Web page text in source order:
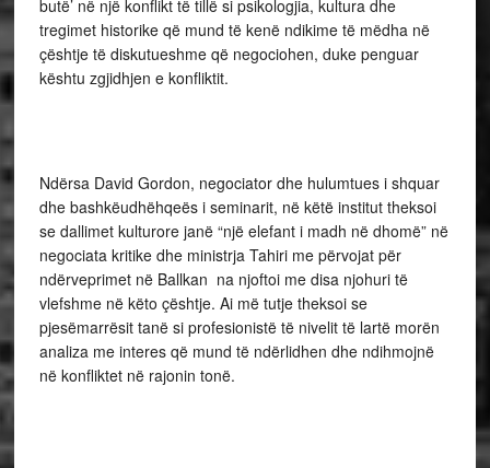
butë’ në një konflikt të tillë si psikologjia, kultura dhe
tregimet historike që mund të kenë ndikime të mëdha në
çështje të diskutueshme që negociohen, duke penguar
kështu zgjidhjen e konfliktit.
Ndërsa David Gordon, negociator dhe hulumtues i shquar
dhe bashkëudhëhqeës i seminarit, në këtë institut theksoi
se dallimet kulturore janë “një elefant i madh në dhomë” në
negociata kritike dhe ministrja Tahiri me përvojat për
ndërveprimet në Ballkan na njoftoi me disa njohuri të
vlefshme në këto çështje. Ai më tutje theksoi se
pjesëmarrësit tanë si profesionistë të nivelit të lartë morën
analiza me interes që mund të ndërlidhen dhe ndihmojnë
në konfliktet në rajonin tonë.